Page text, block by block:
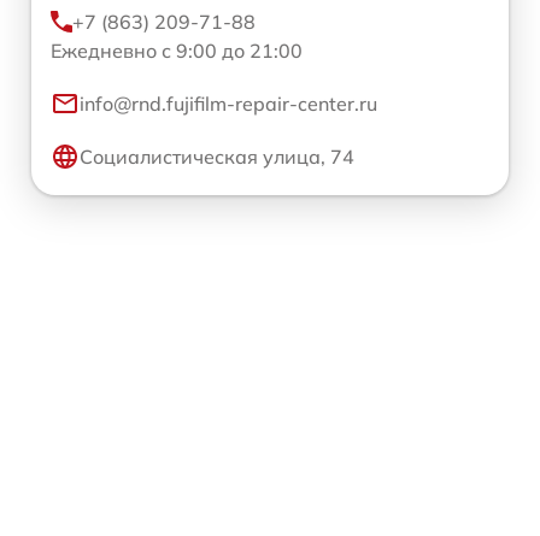
+7 (863) 209-71-88
Ежедневно с 9:00 до 21:00
info@rnd.fujifilm-repair-center.ru
Социалистическая улица, 74